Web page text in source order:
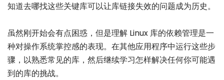
知道去哪找这些关键库可以让库链接失效的问题成为历史。
虽然刚开始会有点困惑，但是理解 Linux 库的依赖管理是一
种对操作系统掌控感的表现。在其他应用程序中运行这些步
骤，以熟悉常见的库，然后继续学习怎样解决任何你可能遇
到的库的挑战。